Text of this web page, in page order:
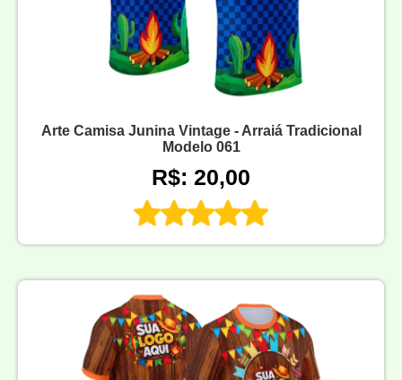
Arte Camisa Junina Vintage - Arraiá Tradicional
Modelo 061
R$: 20,00